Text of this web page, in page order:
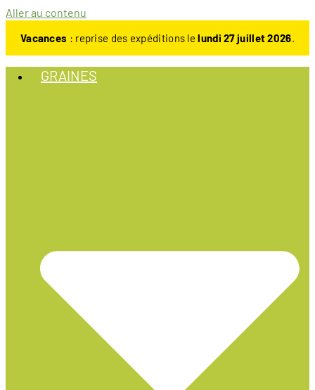
Aller au contenu
Vacances : reprise des expéditions lelundi 27 juillet 2026.
GRAINES